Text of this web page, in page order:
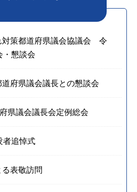
対策都道府県議会協議会 令
・懇談会
府県議会議長との懇談会
県議会議長会定例総会
者追悼式
表敬訪問